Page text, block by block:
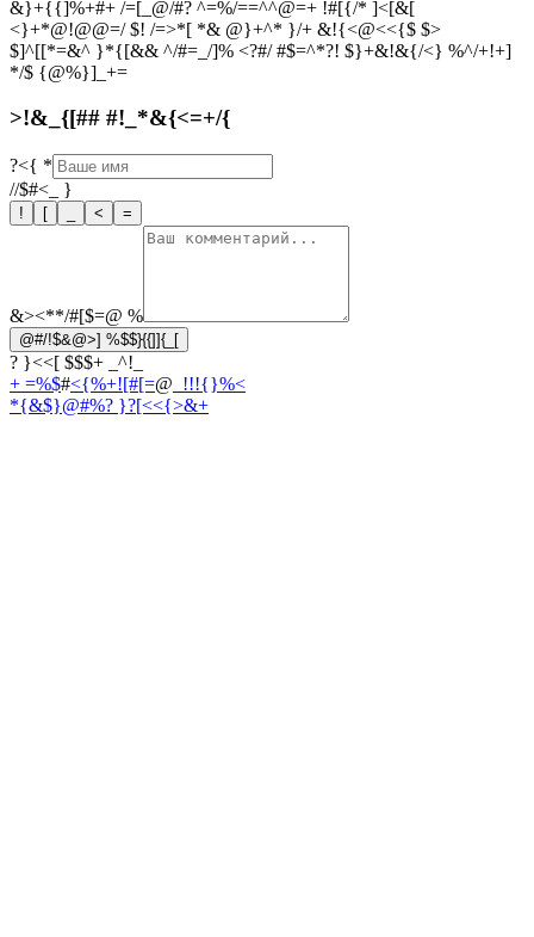
&}+{{]%+#+ /=[_@/#? ^=%/==^^@=+ !#[{/* ]<[&[
<}+*@!@@=/ $! /=>*[ *& @}+^* }/+ &!{<@<<{$ $>
$]^[[*=&^ }*{[&& ^/#=_/]% <?#/ #$=^*?! $}+&!&{/<} %^/+!+]
*/$ {@%}]_+=
>!&_{[## #!_*&{<=+/{
?<{ *
//$#<_
}
! [ < =
&><**/#[$=@ %
@#/!$&@>] %$$}{{]]{_[
? }<<[ $$$+ _^!_
+ =%$#<{%+![#[=@ _!!!{}%<
*{&$}@#%? }?[<<{>&+